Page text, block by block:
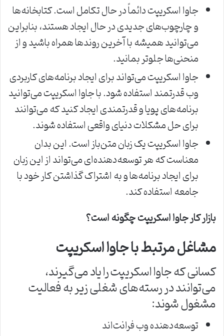
جاوا اسکریپت دائماً در حال تکامل است. کتابخانه‌ها
و چارچوب‌های جدیدی در حال ایجاد هستند، بنابراین
می‌توانید همیشه با آخرین روندها همراه باشید و از
منحنی‌ها جلوتر بمانید.
جاوا اسکریپت می‌تواند برای ایجاد برنامه‌های کاربردی
وب قدرتمند استفاده شود. با جاوا اسکریپت می‌توانید
برنامه‌های پویا و قدرتمندی ایجاد کنید که می‌توانند
برای حل مشکلات دنیای واقعی استفاده شوند.
جاوا اسکریپت یک زبان متن‌باز است. این بدان
معناست که هر توسعه‌دهنده‌ای می‌تواند از این زبان
برای ایجاد برنامه‌ها و به اشتراک گذاشتن کار خود با
جامعه استفاده کند.
بازار کار جاوا اسکریپت چگونه است؟
مشاغل مرتبط با جاوا اسکریپت
کسانی که جاوا اسکریپت را یاد می‌گیرند،
می‌توانند در رسته‌های شغلی زیر به فعالیت
مشغول شوند:
توسعه‌دهنده وب فرانت‌اند